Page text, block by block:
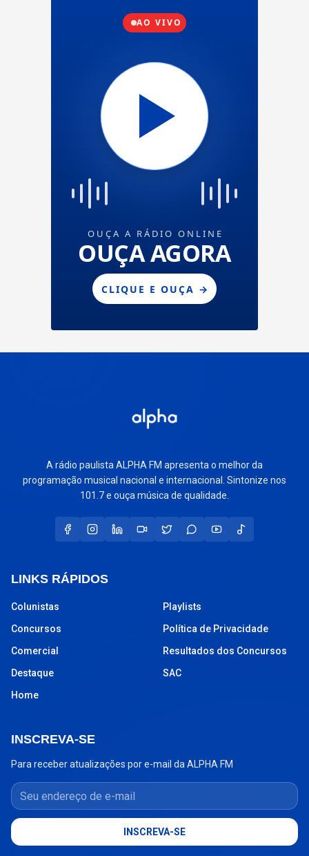
A rádio paulista ALPHA FM apresenta o melhor da
programação musical nacional e internacional. Sintonize nos
101.7 e ouça música de qualidade.
LINKS RÁPIDOS
Colunistas
Concursos
Comercial
Destaque
Home
Playlists
Política de Privacidade
Resultados dos Concursos
SAC
INSCREVA-SE
Para receber atualizações por e-mail da ALPHA FM
Seu endereço de e-mail
INSCREVA-SE